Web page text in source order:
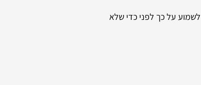
על כך לפני כדי שלא